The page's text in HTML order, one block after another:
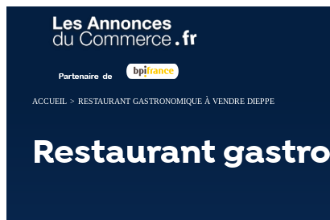
ACCUEIL > RESTAURANT GASTRONOMIQUE À VENDRE DIEPPE
Restaurant
Panneau de gestion des cookies